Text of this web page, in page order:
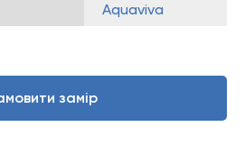
Aquaviva
замір